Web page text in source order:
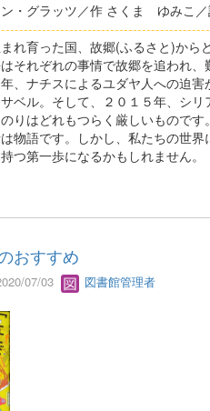
ン・グラッツ／作 さくま ゆみこ
れ育った国、故郷(ふるさと)から
それぞれの事情で故郷を追われ、
、ナチスによるユダヤ人への迫
ベル。そして、２０１５年、シ
りはどれもつらく厳しいもので
物語です。しかし、私たちの世
つ第一歩になるかもしれません。
おすすめ
07/03 図書館管理者